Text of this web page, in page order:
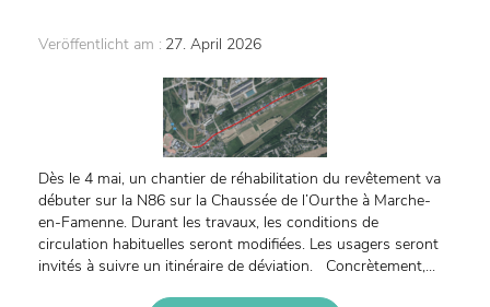
Veröffentlicht am : 27. April 2026
Dès le 4 mai, un chantier de réhabilitation du revêtement va
débuter sur la N86 sur la Chaussée de l’Ourthe à Marche-
en-Famenne. Durant les travaux, les conditions de
circulation habituelles seront modifiées. Les usagers seront
invités à suivre un itinéraire de déviation. Concrètement,...